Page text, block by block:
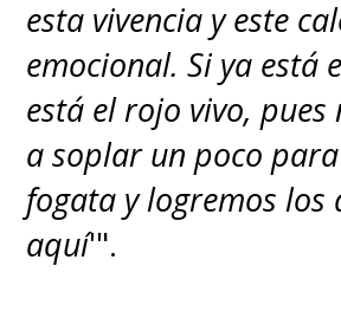
esta vivencia y este
emocional. Si ya está
está el rojo vivo, pues
a soplar un poco
fogata y logremos los
aquí'".